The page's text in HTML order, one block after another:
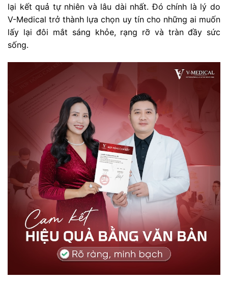
lại kết quả tự nhiên và lâu dài nhất. Đó chính là lý do
V-Medical trở thành lựa chọn uy tín cho những ai muốn
lấy lại đôi mắt sáng khỏe, rạng rỡ và tràn đầy sức
sống.